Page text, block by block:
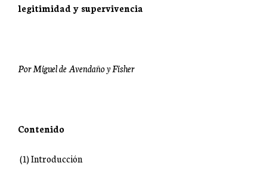
legitimidad y supervivencia
Por Miguel de Avendaño y Fisher
Contenido
(1) Introducción